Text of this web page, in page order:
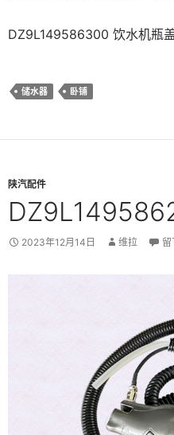
DZ9L149586300 饮水机瓶
储水器 卧铺
陕汽配件
2023年12月14日 维拉